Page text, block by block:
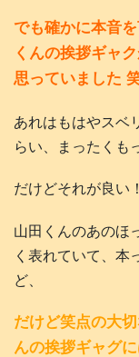
でも確かに本音
くんの挨拶ギャ
思っていました
あれはもはやスベ
らい、まったくも
だけどそれが良い
山田くんのあのほ
く表れていて、本
ど、
だけど笑点の大
んの挨拶ギャグ